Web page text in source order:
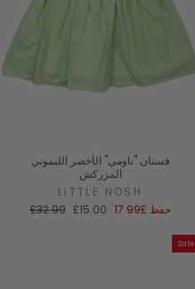
فستان "ناومي" الأخضر الليموني
المزركش
LITTLE NOSH
السعر
£32.99 سعر
£15.00 حفظ £17.99
Sale